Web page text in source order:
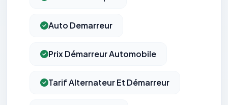
Auto Demarreur
Prix Démarreur Automobile
Tarif Alternateur Et Démarreur